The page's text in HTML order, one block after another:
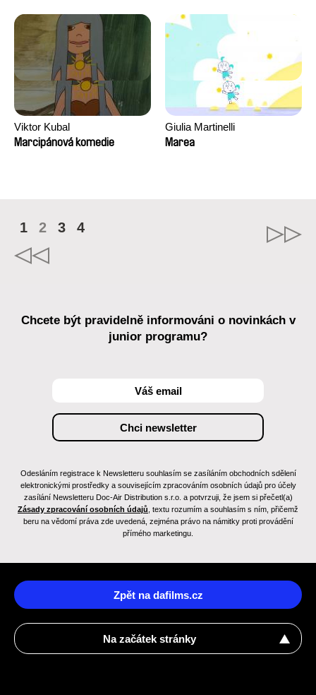
Viktor Kubal
Marcipánová komedie
Giulia Martinelli
Marea
1 2 3 4
Chcete být pravidelně informováni o novinkách v
junior programu?
Odesláním registrace k Newsletteru souhlasím se zasíláním obchodních sdělení
elektronickými prostředky a souvisejícím zpracováním osobních údajů pro účely
zasílání Newsletteru Doc-Air Distribution s.r.o. a potvrzuji, že jsem si přečetl(a)
Zásady zpracování osobních údajů , textu rozumím a souhlasím s ním, přičemž
beru na vědomí práva zde uvedená, zejména právo na námitky proti provádění
přímého marketingu.
Zpět na dafilms.cz
Na začátek stránky